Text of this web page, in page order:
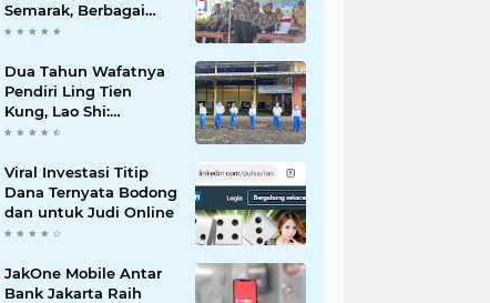
Semarak, Berbagai
Prestasinya Pun
Dua Tahun Wafatnya
Pendiri Ling Tien
Kung, Lao Shi:
Amanah Harus Kita
Viral Investasi Titip
Dana Ternyata Bodong
dan untuk Judi Online
JakOne Mobile Antar
Bank Jakarta Raih